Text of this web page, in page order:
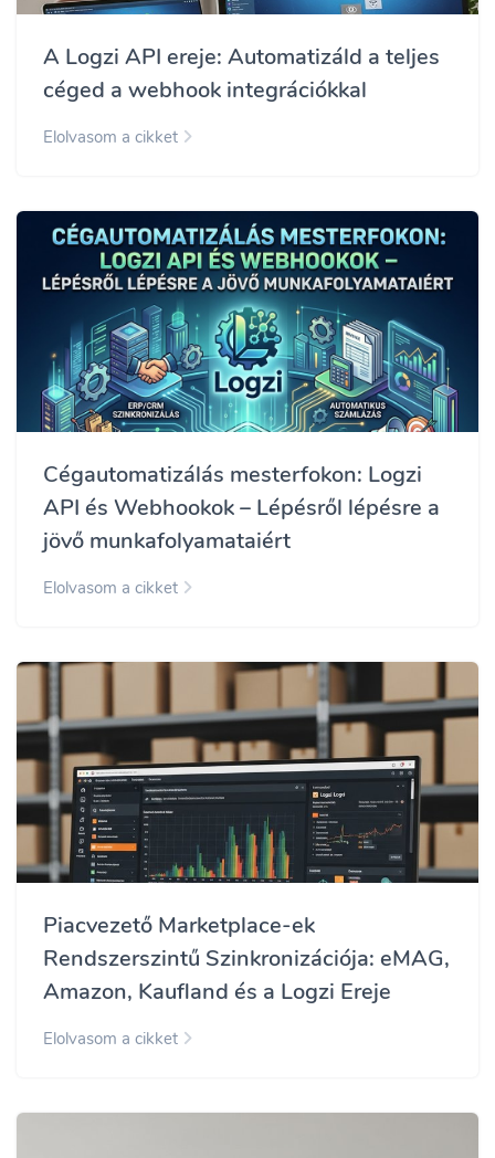
A Logzi API ereje: Automatizáld a teljes
céged a webhook integrációkkal
Elolvasom a cikket
Cégautomatizálás mesterfokon: Logzi
API és Webhookok – Lépésről lépésre a
jövő munkafolyamataiért
Elolvasom a cikket
Piacvezető Marketplace-ek
Rendszerszintű Szinkronizációja: eMAG,
Amazon, Kaufland és a Logzi Ereje
Elolvasom a cikket